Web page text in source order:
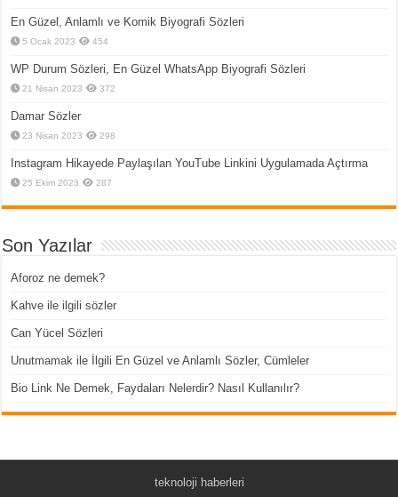
En Güzel, Anlamlı ve Komik Biyografi Sözleri
5 Ocak 2023 454
WP Durum Sözleri, En Güzel WhatsApp Biyografi Sözleri
21 Nisan 2023 372
Damar Sözler
23 Nisan 2023 298
Instagram Hikayede Paylaşılan YouTube Linkini Uygulamada Açtırma
25 Ekim 2023 287
Son Yazılar
Aforoz ne demek?
Kahve ile ilgili sözler
Can Yücel Sözleri
Unutmamak ile İlgili En Güzel ve Anlamlı Sözler, Cümleler
Bio Link Ne Demek, Faydaları Nelerdir? Nasıl Kullanılır?
teknoloji haberleri